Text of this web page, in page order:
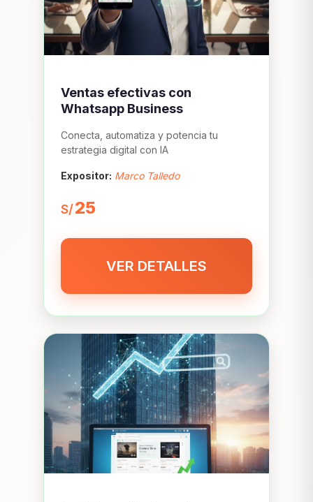
Ventas efectivas con
Whatsapp Business
Conecta, automatiza y potencia tu
estrategia digital con IA
Expositor: Marco Talledo
S/25
VER DETALLES